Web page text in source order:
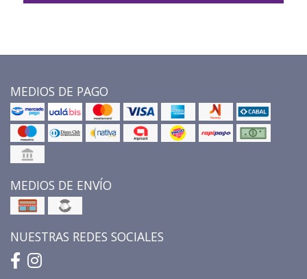
MEDIOS DE PAGO
MEDIOS DE ENVÍO
NUESTRAS REDES SOCIALES